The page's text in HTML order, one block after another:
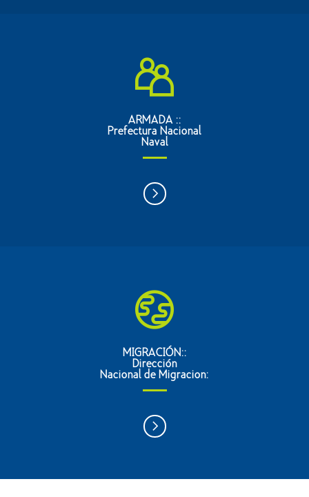
ARMADA ::
Prefectura Nacional
Naval
MIGRACIÓN::
Dirección
Nacional de Migracion: